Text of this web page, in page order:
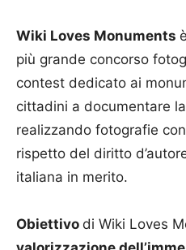
Wiki Loves Monuments
più grande concorso
contest dedicato ai
cittadini a documentare
realizzando fotografie
rispetto del diritto
italiana in merito.
Obiettivo di Wiki Loves